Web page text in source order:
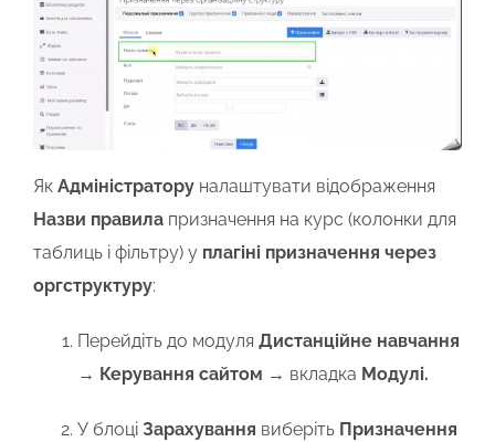
Як Адміністратору налаштувати відображення
Назви правила призначення на курс (колонки для
таблиць і фільтру) у плагіні призначення через
оргструктуру:
Перейдіть до модуля Дистанційне навчання
→ Керування сайтом → вкладка Модулі.
У блоці Зарахування виберіть Призначення